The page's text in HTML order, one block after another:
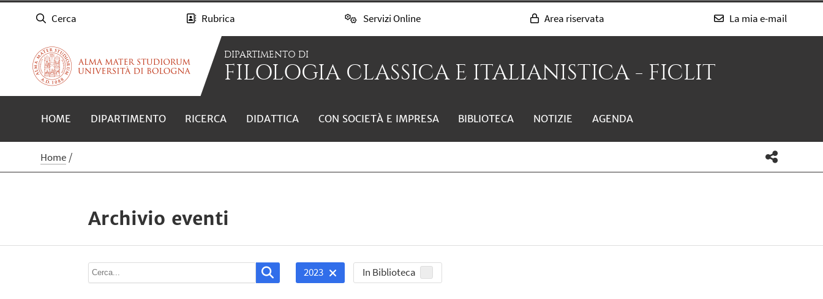
Cerca Rubrica Servizi Online Area riservata La mia e-mail
DIPARTIMENTO DI
FILOLOGIA CLASSICA E ITALIANISTICA - FICLIT
HOME DIPARTIMENTO RICERCA DIDATTICA CON SOCIETÀ E IMPRESA BIBLIOTECA NOTIZIE AGENDA
Home
Archivio eventi
2023 In Biblioteca